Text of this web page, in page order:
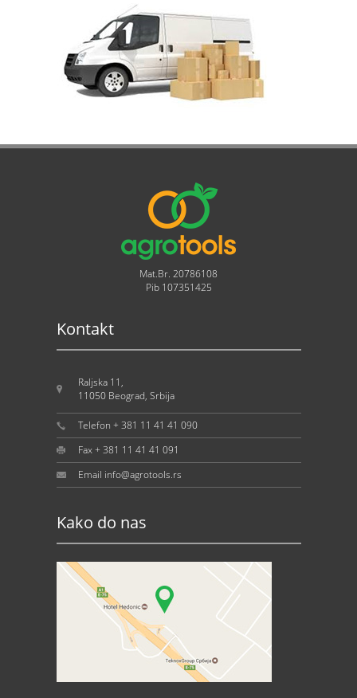
Mat.Br. 20786108
Pib 107351425
Kontakt
Raljska 11,
11050 Beograd, Srbija
Telefon + 381 11 41 41 090
Fax + 381 11 41 41 091
Email info@agrotools.rs
Kako do nas